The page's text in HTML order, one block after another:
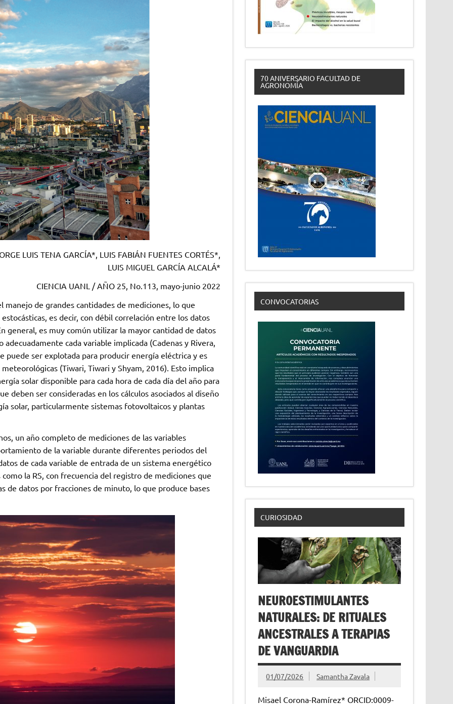
LUIS TENA GARCÍA*, LUIS FABIÁN FUENTES CORTÉS*,
LUIS MIGUEL GARCÍA ALCALÁ*
CIENCIA UANL / AÑO 25, No.113, mayo-junio 2022
de grandes cantidades de mediciones, lo que
es decir, con débil correlación entre los datos
general, es muy común utilizar la mayor cantidad de datos
cada variable implicada (Cadenas y Rivera,
puede ser explotada para producir energía eléctrica y es
(Tiwari, Tiwari y Shyam, 2016). Esto implica
solar disponible para cada hora de cada día del año para
deben ser consideradas en los cálculos asociados al diseño
solar, particularmente sistemas fotovoltaicos y plantas
un año completo de mediciones de las variables
de la variable durante diferentes periodos del
de cada variable de entrada de un sistema energético
la RS, con frecuencia del registro de mediciones que
de datos por fracciones de minuto, lo que produce bases
70 ANIVERSARIO FACULTAD DE
AGRONOMÍA
CONVOCATORIAS
CURIOSIDAD
NEUROESTIMULANTES
NATURALES: DE RITUALES
ANCESTRALES A TERAPIAS
DE VANGUARDIA
01/07/2026 Samantha Zavala
Misael Corona-Ramírez* ORCID:0009-